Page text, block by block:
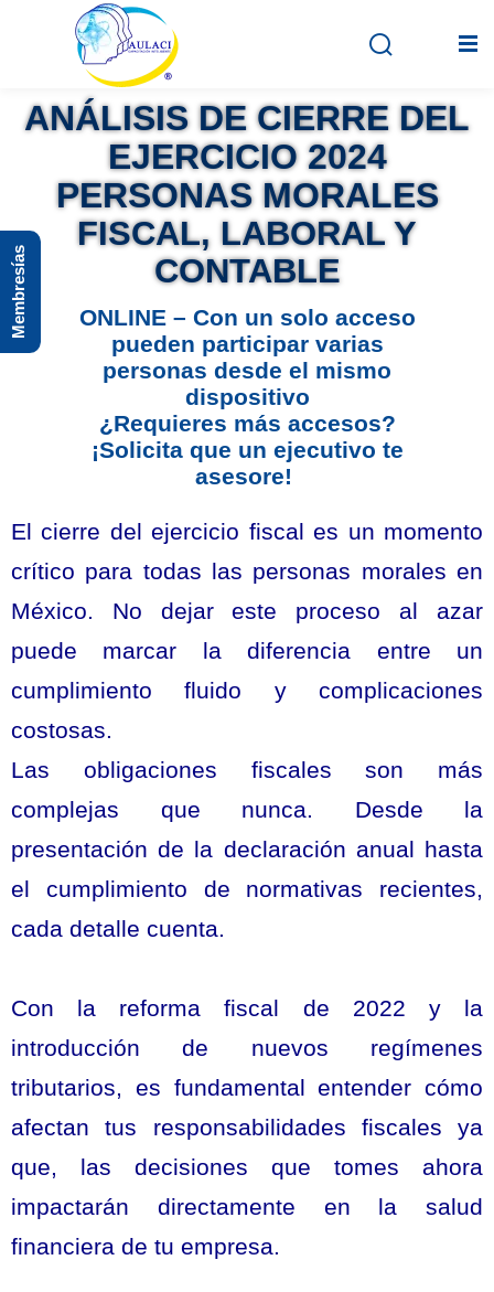
Inicio
En vivo
Grabados
Registro
Iniciar sesión
ANÁLISIS DE CIERRE DEL
EJERCICIO 2024
PERSONAS MORALES
FISCAL, LABORAL Y
CONTABLE
ONLINE – Con un solo acceso
pueden participar varias
personas desde el mismo
dispositivo
¿Requieres más accesos?
¡Solicita que un ejecutivo te
asesore!
El cierre del ejercicio fiscal es un momento
crítico para todas las personas morales en
México. No dejar este proceso al azar
puede marcar la diferencia entre un
cumplimiento fluido y complicaciones
costosas.
Las obligaciones fiscales son más
complejas que nunca. Desde la
presentación de la declaración anual hasta
el cumplimiento de normativas recientes,
cada detalle cuenta.
Con la reforma fiscal de 2022 y la
introducción de nuevos regímenes
tributarios, es fundamental entender cómo
afectan tus responsabilidades fiscales ya
que, las decisiones que tomes ahora
impactarán directamente en la salud
financiera de tu empresa.
Membresías